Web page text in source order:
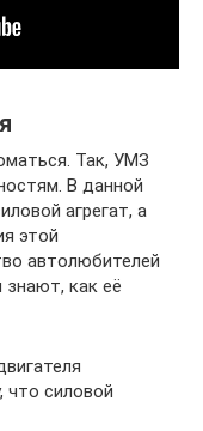
Так, УМЗ
В данной
агрегат, а
этой
автолюбителей
знают, как её
что силовой